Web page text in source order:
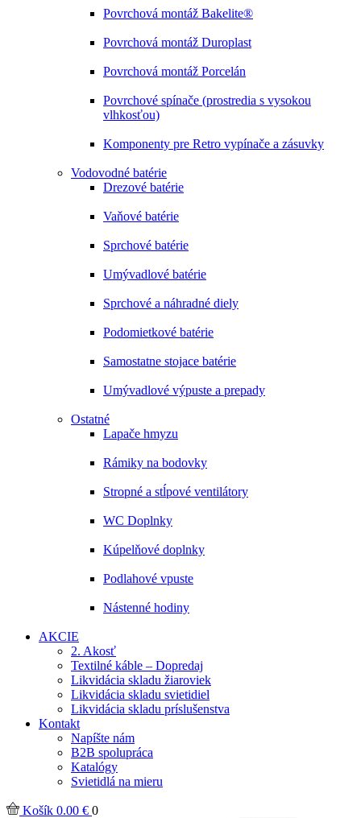
Povrchová montáž Bakelite®
Povrchová montáž Duroplast
Povrchová montáž Porcelán
Povrchové spínače (prostredia s vysokou
vlhkosťou)
Komponenty pre Retro vypínače a zásuvky
Vodovodné batérie
Drezové batérie
Vaňové batérie
Sprchové batérie
Umývadlové batérie
Sprchové a náhradné diely
Podomietkové batérie
Samostatne stojace batérie
Umývadlové výpuste a prepady
Ostatné
Lapače hmyzu
Rámiky na bodovky
Stropné a stĺpové ventilátory
WC Doplnky
Kúpelňové doplnky
Podlahové vpuste
Nástenné hodiny
AKCIE
2. Akosť
Textilné káble – Dopredaj
Likvidácia skladu žiaroviek
Likvidácia skladu svietidiel
Likvidácia skladu príslušenstva
Kontakt
Napíšte nám
B2B spolupráca
Katalógy
Svietidlá na mieru
Košík 0.00 € 0